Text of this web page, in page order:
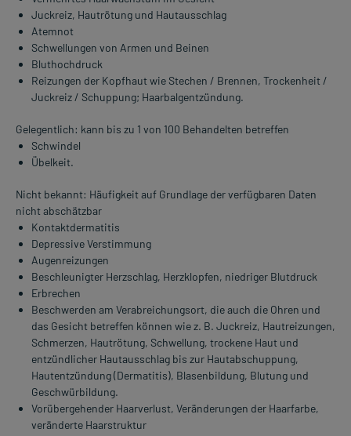
Juckreiz, Hautrötung und Hautausschlag
Atemnot
Schwellungen von Armen und Beinen
Bluthochdruck
Reizungen der Kopfhaut wie Stechen / Brennen, Trockenheit /
Juckreiz / Schuppung; Haarbalgentzündung.
Gelegentlich: kann bis zu 1 von 100 Behandelten betreffen
Schwindel
Übelkeit.
Nicht bekannt: Häufigkeit auf Grundlage der verfügbaren Daten
nicht abschätzbar
Kontaktdermatitis
Depressive Verstimmung
Augenreizungen
Beschleunigter Herzschlag, Herzklopfen, niedriger Blutdruck
Erbrechen
Beschwerden am Verabreichungsort, die auch die Ohren und
das Gesicht betreffen können wie z. B. Juckreiz, Hautreizungen,
Schmerzen, Hautrötung, Schwellung, trockene Haut und
entzündlicher Hautausschlag bis zur Hautabschuppung,
Hautentzündung (Dermatitis), Blasenbildung, Blutung und
Geschwürbildung.
Vorübergehender Haarverlust, Veränderungen der Haarfarbe,
veränderte Haarstruktur